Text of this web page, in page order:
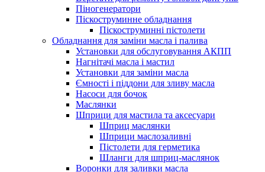
Піногенератори
Піскоструминне обладнання
Піскоструминні пістолети
Обладнання для заміни масла і палива
Установки для обслуговування АКПП
Нагнітачі масла і мастил
Установки для заміни масла
Ємності і піддони для зливу масла
Насоси для бочок
Маслянки
Шприци для мастила та аксесуари
Шприц маслянки
Шприци маслозаливні
Пістолети для герметика
Шланги для шприц-маслянок
Воронки для заливки масла